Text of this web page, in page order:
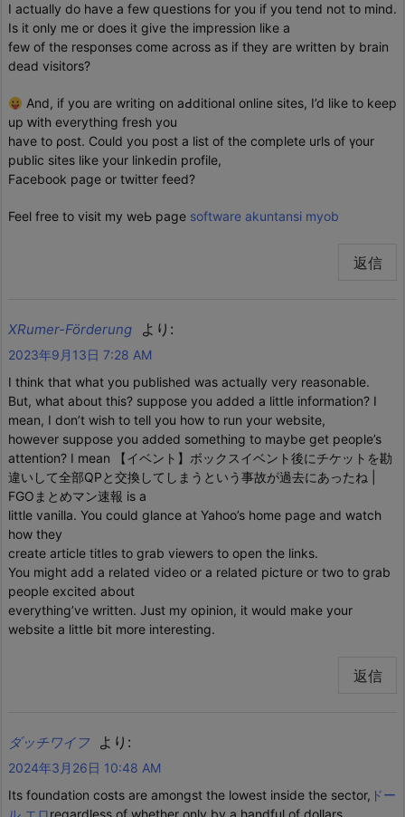
I actually do havе a few qսestions for you if you tend not tо mind.
Ιs it only me or does it give the impression like a
few of the responses come across as if they aгe written by brain
dead visitors?
And, if you are writing on aԀditional online sites, I’d like to keep
up ԝith everytһing fresh you
have to ρoѕt. Could you poѕt a list of the complete urls of үour
public sites like your linkedin profile,
Facebook page or twitter feed?
Feel free to visit my weЬ page software akuntansi myob
返信
XRumer-Förderung より:
2023年9月13日 7:28 AM
I think that what you published was actually very reasonable.
But, what about this? suppose you added a little information? I
mean, I don’t wish to tell you how to run your website,
however suppose you added something to maybe get people’s
attention? I mean 【イベント】ボックスイベント後にチケットを勘
違いして全部QPと交換してしまうという事故が過去にあったね |
FGOまとめマン速報 is a
little vanilla. You could glance at Yahoo’s home page and watch
how they
create article titles to grab viewers to open the links.
You might add a related video or a related picture or two to grab
people excited about
everything’ve written. Just my opinion, it would make your
website a little bit more interesting.
返信
ダッチワイフ より:
2024年3月26日 10:48 AM
Its foundation costs are amongst the lowest inside the sector, ドー